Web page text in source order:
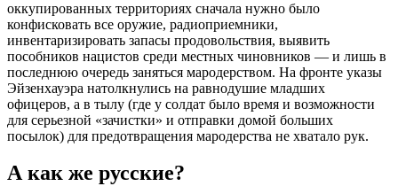
оккупированных территориях сначала нужно было
конфисковать все оружие, радиоприемники,
инвентаризировать запасы продовольствия, выявить
пособников нацистов среди местных чиновников — и лишь в
последнюю очередь заняться мародерством. На фронте указы
Эйзенхауэра натолкнулись на равнодушие младших
офицеров, а в тылу (где у солдат было время и возможности
для серьезной «зачистки» и отправки домой больших
посылок) для предотвращения мародерства не хватало рук.
А как же русские?